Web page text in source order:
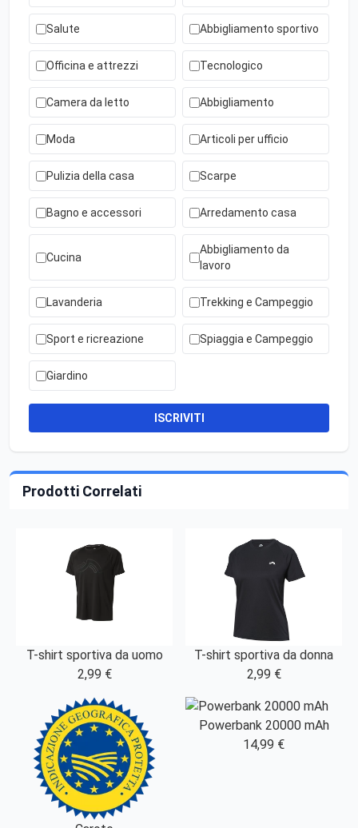
Salute Abbigliamento sportivo
Officina e attrezzi Tecnologico
Camera da letto Abbigliamento
Moda Articoli per ufficio
Pulizia della casa Scarpe
Bagno e accessori Arredamento casa
Cucina
Abbigliamento da
lavoro
Lavanderia Trekking e Campeggio
Sport e ricreazione Spiaggia e Campeggio
Giardino
ISCRIVITI
Prodotti Correlati
T-shirt sportiva da uomo
2,99 €
T-shirt sportiva da donna
2,99 €
Powerbank 20000 mAh
14,99 €